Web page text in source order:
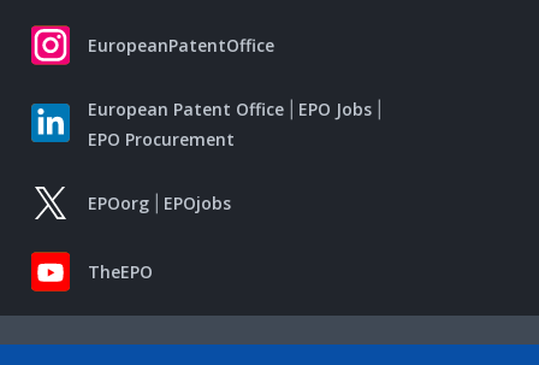
EuropeanPatentOffice
European Patent Office
EPO Jobs
EPO Procurement
EPOorg EPOjobs
TheEPO